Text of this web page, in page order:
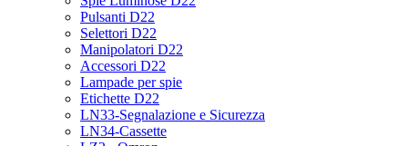
Pulsanti D22
Selettori D22
Manipolatori D22
Accessori D22
Lampade per spie
Etichette D22
LN33-Segnalazione e Sicurezza
LN34-Cassette